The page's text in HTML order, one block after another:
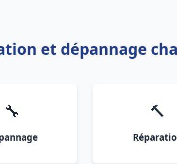
et dépannage
🔧 🔨